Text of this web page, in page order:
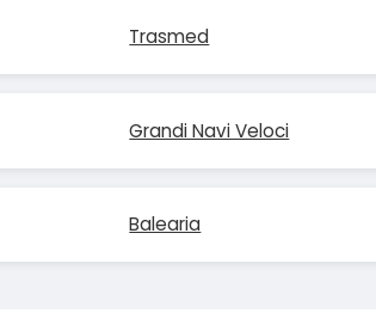
Trasmed
Grandi Navi Veloci
Balearia